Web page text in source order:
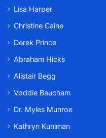
Lisa Harper
Christine Caine
Derek Prince
Abraham Hicks
Alistair Begg
Voddie Baucham
Dr. Myles Munroe
Kathryn Kuhlman